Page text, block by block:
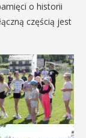
o historii
częścią jest